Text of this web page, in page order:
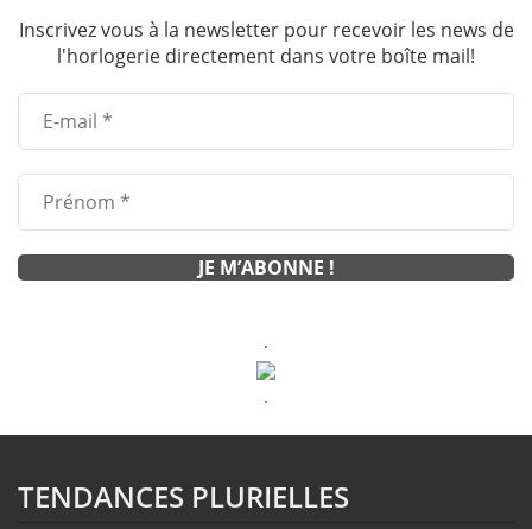
Inscrivez vous à la newsletter pour recevoir les news de
l'horlogerie directement dans votre boîte mail!
.
.
TENDANCES PLURIELLES